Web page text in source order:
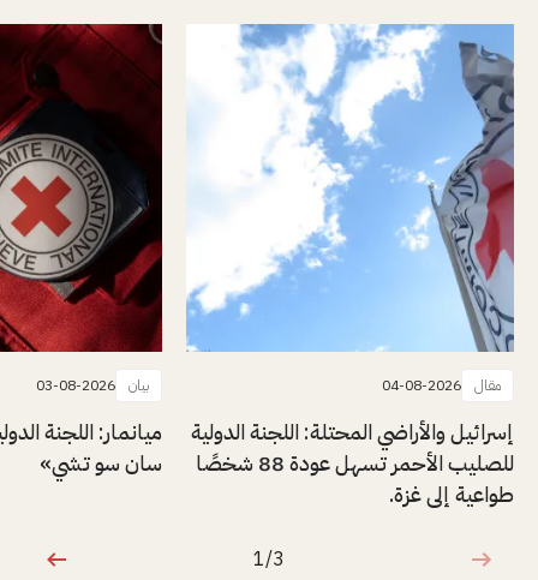
مقال 04-08-2026
إسرائيل والأراضي المحتلة: اللجنة الدولية
للصليب الأحمر تسهل عودة 88 شخصًا
طواعية إلى غزة.
بيان 03-08-2026
ميانمار: اللجنة
سان سو تشي»
1 من 3
1/3